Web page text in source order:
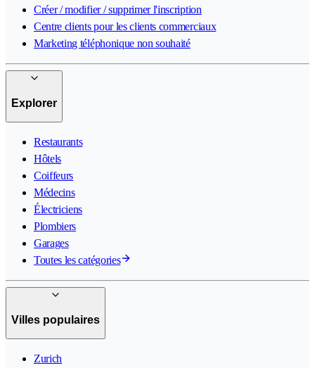
Créer / modifier / supprimer l'inscription
Centre clients pour les clients commerciaux
Marketing téléphonique non souhaité
Explorer
Restaurants
Hôtels
Coiffeurs
Médecins
Électriciens
Plombiers
Garages
Toutes les catégories
Villes populaires
Zurich